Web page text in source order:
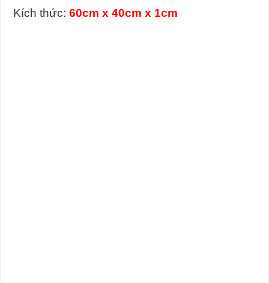
Kích thức:60cm x 40cm x 1cm